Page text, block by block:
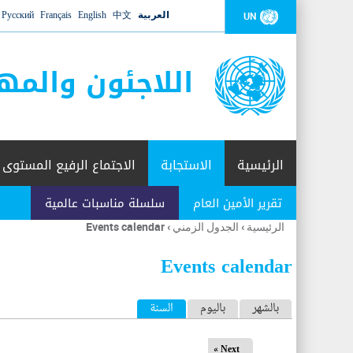
UN العربية 中文
English
Français
Русский
اللاجئون
الرئيسية الاستجابة
تقرير الأمين العام سلسلة مناسبات عالمية
الاجتماع الرفيع المستوى
أنت
هنا
الرئيسية › الجدول الزمني ›
Events calendar
Events calendar
ا بالشهر باليوم السنة (علامة التبويب النشطة)